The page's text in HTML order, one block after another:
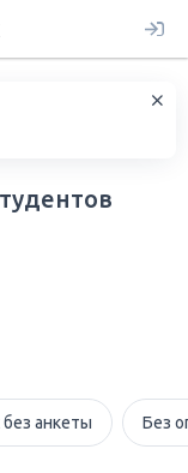
анкеты Без